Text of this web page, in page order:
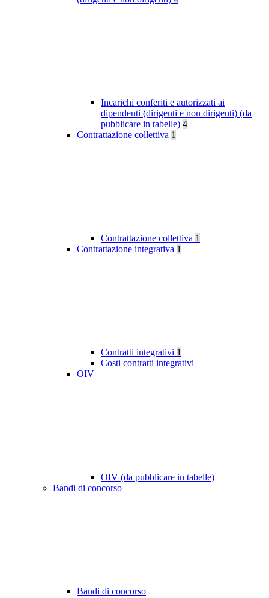
Incarichi conferiti e autorizzati ai
dipendenti (dirigenti e non dirigenti) (da
pubblicare in tabelle) 4
Contrattazione collettiva 1
Contrattazione collettiva 1
Contrattazione integrativa 1
Contratti integrativi 1
Costi contratti integrativi
OIV
OIV (da pubblicare in tabelle)
Bandi di concorso
Bandi di concorso